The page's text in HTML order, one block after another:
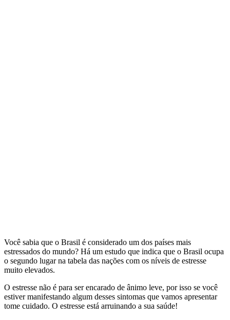
Você sabia que o Brasil é considerado um dos países mais
estressados do mundo? Há um estudo que indica que o Brasil ocupa
o segundo lugar na tabela das nações com os níveis de estresse
muito elevados.
O estresse não é para ser encarado de ânimo leve, por isso se você
estiver manifestando algum desses sintomas que vamos apresentar
tome cuidado. O estresse está arruinando a sua saúde!